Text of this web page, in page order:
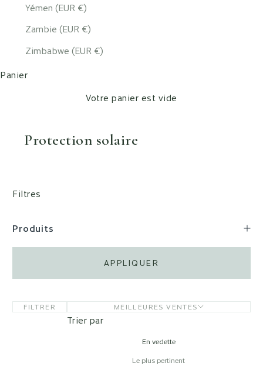
Yémen (EUR €)
Zambie (EUR €)
Zimbabwe (EUR €)
Panier
Votre panier est vide
Protection solaire
Filtres
Produits
APPLIQUER
FILTRER MEILLEURES VENTES
Trier par
En vedette
Le plus pertinent